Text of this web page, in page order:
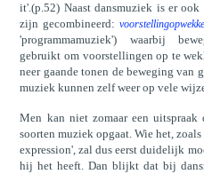
it'.(p.52) Naast dansmuziek is er
zijn gecombineerd:
'programmamuziek') waarbij
gebruikt om voorstellingen op te
neer gaande tonen de beweging van
muziek kunnen zelf weer op vele
Men kan niet zomaar een
soorten muziek opgaat. Wie het,
expression', zal dus eerst duidelijk
hij het heeft. Dan blijkt dat bij